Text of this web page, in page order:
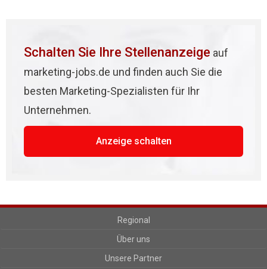
Schalten Sie Ihre Stellenanzeige auf
marketing-jobs.de und finden auch Sie die
besten Marketing-Spezialisten für Ihr
Unternehmen.
Anzeige schalten
Regional
Über uns
Unsere Partner